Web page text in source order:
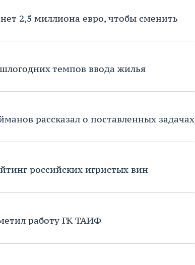
2,5 миллиона евро, чтобы сменить
темпов ввода жилья
рассказал о поставленных задачах
российских игристых вин
работу ГК ТАИФ